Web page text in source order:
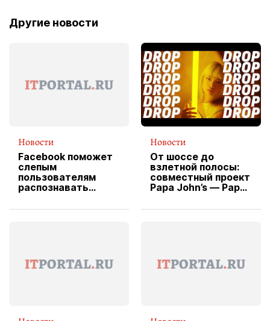
Другие новости
Новости
Facebook поможет
слепым
пользователям
распознавать
Новости
От шоссе до
взлетной полосы:
совместный проект
Papa John’s — Papa
вводит